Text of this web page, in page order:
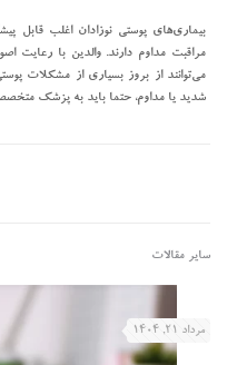
بیماری‌های پوستی نوزادان اغلب قابل
مراقبت مداوم دارند. والدین با رعایت
می‌توانند از بروز بسیاری از مشکلات
شدید یا مداوم، حتما باید به پزشک
سایر مقالات
مرداد ۲۱, ۱۴۰۴